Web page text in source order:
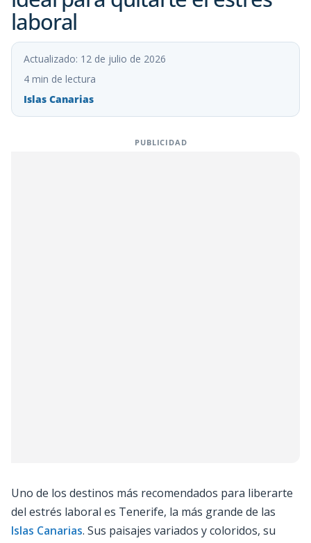
laboral
Actualizado: 12 de julio de 2026
4 min de lectura
Islas Canarias
PUBLICIDAD
Uno de los destinos más recomendados para liberarte
del estrés laboral es Tenerife, la más grande de las
Islas Canarias. Sus paisajes variados y coloridos, su